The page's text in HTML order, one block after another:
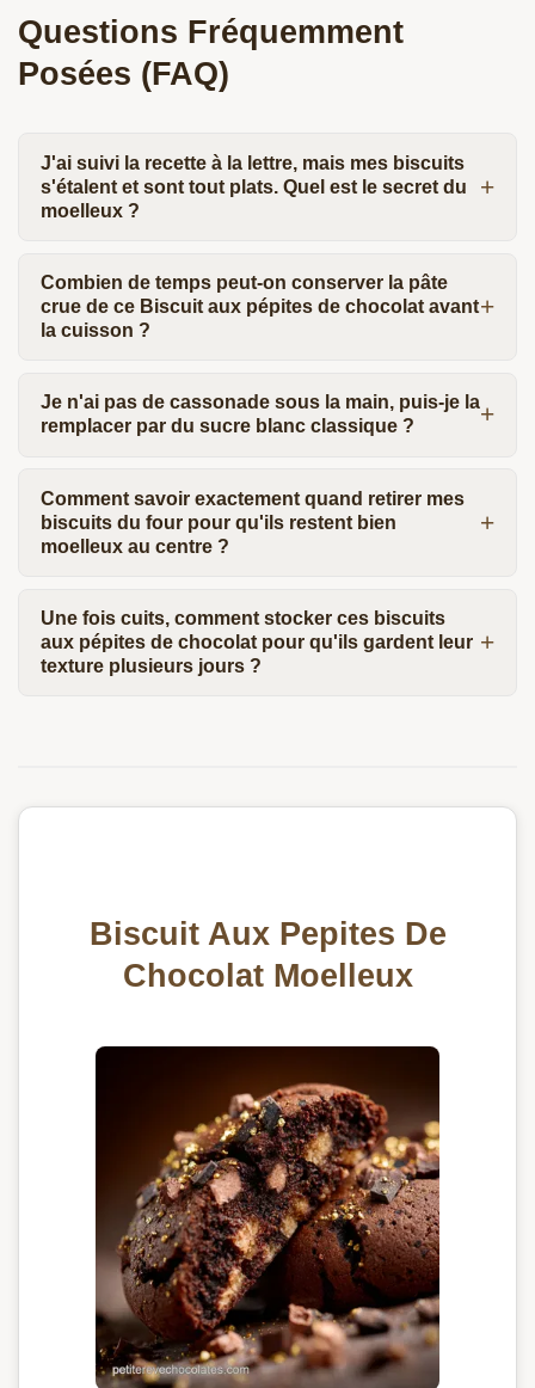
Questions Fréquemment
Posées (FAQ)
J'ai suivi la recette à la lettre, mais mes biscuits
s'étalent et sont tout plats. Quel est le secret du
moelleux ?
Combien de temps peut-on conserver la pâte
crue de ce Biscuit aux pépites de chocolat avant
la cuisson ?
Je n'ai pas de cassonade sous la main, puis-je la
remplacer par du sucre blanc classique ?
Comment savoir exactement quand retirer mes
biscuits du four pour qu'ils restent bien
moelleux au centre ?
Une fois cuits, comment stocker ces biscuits
aux pépites de chocolat pour qu'ils gardent leur
texture plusieurs jours ?
Biscuit Aux Pepites De
Chocolat Moelleux